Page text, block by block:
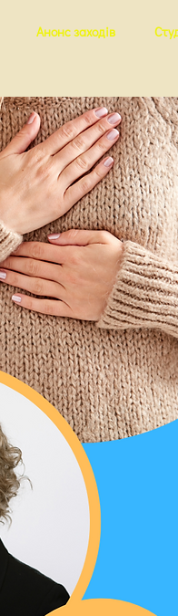
Анонс заходів